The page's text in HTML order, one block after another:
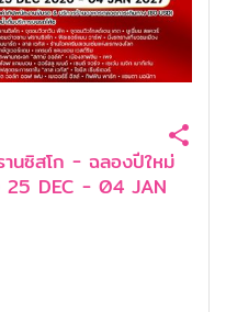
นซิสโก - ฉลองปีใหม่
25 DEC - 04 JAN